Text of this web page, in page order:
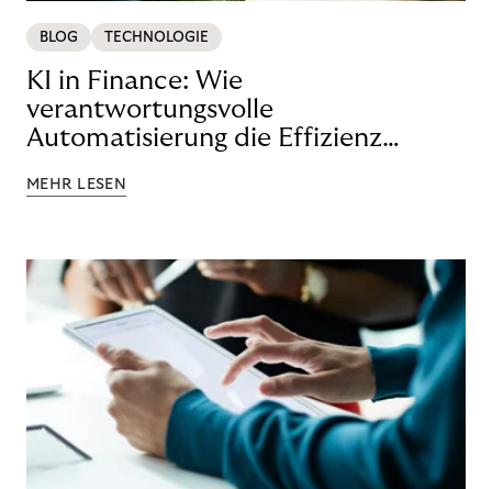
BLOG TECHNOLOGIE
KI in Finance: Wie
verantwortungsvolle
Automatisierung die Effizienz
MEHR LESEN